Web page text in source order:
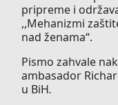
pripreme i
,,Mehanizmi
nad ženama“.
Pismo zahvale
ambasador
u BiH.